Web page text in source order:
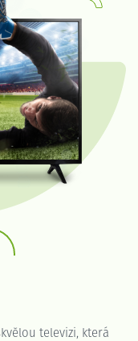
televizi, která